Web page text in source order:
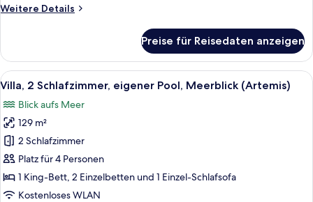
anzeigen
Weitere Details
Weitere
2 Schlafzimmer,
eigener
Pool,
(Aphrodite)
Preise für Reisedaten anzeigen
Alle
Fotos
für
Villa,
2 Schlafzimmer,
eigener
Pool,
Meerblick
Ein modernes Wohnzimmer mit
10
Villa, 2 Schlafzimmer, eigener Pool, Meerblick (Artemis)
Blick aufs Meer
129 m²
2 Schlafzimmer
Platz für 4 Personen
1 King-Bett, 2 Einzelbetten und 1 Einzel-Schlafsofa
Kostenloses WLAN